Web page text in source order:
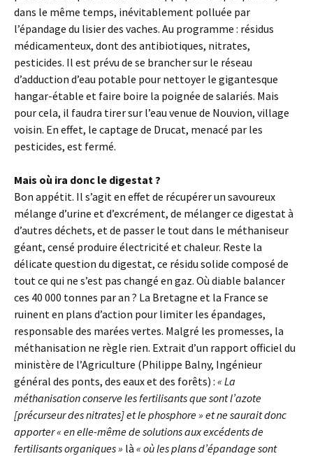
dans le même temps, inévitablement polluée par
l’épandage du lisier des vaches. Au programme : résidus
médicamenteux, dont des antibiotiques, nitrates,
pesticides. Il est prévu de se brancher sur le réseau
d’adduction d’eau potable pour nettoyer le gigantesque
hangar-étable et faire boire la poignée de salariés. Mais
pour cela, il faudra tirer sur l’eau venue de Nouvion, village
voisin. En effet, le captage de Drucat, menacé par les
pesticides, est fermé.
Mais où ira donc le digestat ?
Bon appétit. Il s’agit en effet de récupérer un savoureux
mélange d’urine et d’excrément, de mélanger ce digestat à
d’autres déchets, et de passer le tout dans le méthaniseur
géant, censé produire électricité et chaleur. Reste la
délicate question du digestat, ce résidu solide composé de
tout ce qui ne s’est pas changé en gaz. Où diable balancer
ces 40 000 tonnes par an ? La Bretagne et la France se
ruinent en plans d’action pour limiter les épandages,
responsable des marées vertes. Malgré les promesses, la
méthanisation ne règle rien. Extrait d’un rapport officiel du
ministère de l’Agriculture (Philippe Balny, Ingénieur
général des ponts, des eaux et des forêts) : « La
méthanisation conserve les fertilisants que sont l’azote
[précurseur des nitrates] et le phosphore » et ne saurait donc
apporter « en elle-même de solutions aux excédents de
fertilisants organiques » là « où les plans d’épandage sont